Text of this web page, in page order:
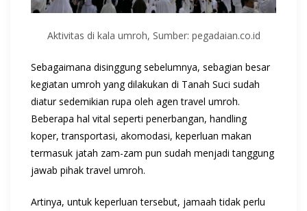
Aktivitas di kala umroh, Sumber: pegadaian.co.id
Sebagaimana disinggung sebelumnya, sebagian besar
kegiatan umroh yang dilakukan di Tanah Suci sudah
diatur sedemikian rupa oleh agen travel umroh.
Beberapa hal vital seperti penerbangan, handling
koper, transportasi, akomodasi, keperluan makan
termasuk jatah zam-zam pun sudah menjadi tanggung
jawab pihak travel umroh.
Artinya, untuk keperluan tersebut, jamaah tidak perlu